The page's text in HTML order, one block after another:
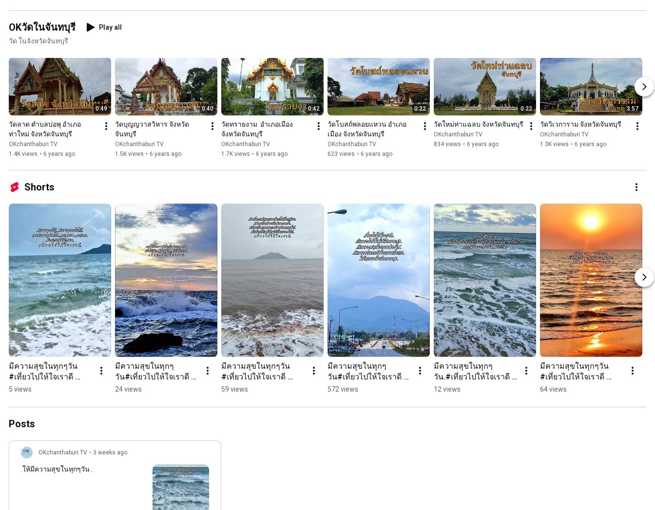
OKวัดในจันทบุรี
Play all
วัด ในจังหวัดจันทบุรี
0:49
วัดลาด ตำบลบ่อพุ อำเภอ
ท่าใหม่ จังหวัดจันทบุรี
OKchanthaburi TV
1.4K views • 6 years ago
0:40
วัดบุญญวาสวิหาร จังหวัด
จันทบุรี
OKchanthaburi TV
1.5K views • 6 years ago
0:42
วัดทรายงาม  อำเภอเมือง
จังหวัดจันทบุรี
OKchanthaburi TV
1.7K views • 6 years ago
0:22
วัดโบสถ์พลอยแหวน อำเภอ
เมือง จังหวัดจันทบุรี
OKchanthaburi TV
623 views • 6 years ago
0:22
วัดใหม่ท่าแฉลบ จังหวัดจันทบุรี
OKchanthaburi TV
834 views • 6 years ago
3:57
วัดวิเวการาม จังหวัดจันทบุรี
OKchanthaburi TV
1.3K views • 6 years ago
Shorts
มีความสุขในทุกๆวัน
#เที่ยวไปให้ใจเราดี
#กำลังใจให้กันและกัน
กระทิง #ทะเลจันทบุรี
5 views
มีความสุขในทุกๆ
วัน#เที่ยวไปให้ใจเราดี
#กำลังใจให้กันและกัน
หินโคร่ง#ทะเลจันทบุรี
24 views
มีความสุขในทุกๆวัน
#เที่ยวไปให้ใจเราดี
#กำลังใจให้กันและกัน
#ทะเลจันทบุรี
59 views
มีความสุขในทุกๆ
วัน#เที่ยวไปให้ใจเราดี
#กำลังใจให้กันและกัน
สอยดาว
572 views
มีความสุขในทุกๆ
วัน.#เที่ยวไปให้ใจเราดี
#กำลังใจให้กันและกัน
วิมาน #จันทบุรี
12 views
มีความสุขในทุกๆวัน
#เที่ยวไปให้ใจเราดี
#กำลังใจให้กันและกัน
วิมาน #จันทบุรี
64 views
Posts
OKchanthaburi TV • 3 weeks ago
.ให้มีความสุขในทุกๆวัน .